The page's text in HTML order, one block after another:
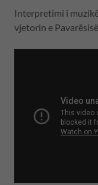
Interpretimi i
vjetorin e Pavarësisë.